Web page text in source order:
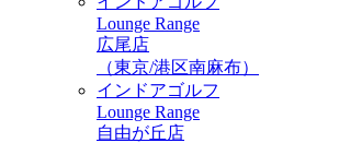
Lounge Range
広尾店
（東京/港区南麻布）
インドアゴルフ
Lounge Range
自由が丘店